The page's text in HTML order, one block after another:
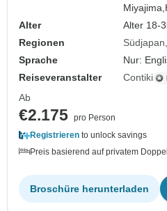
Miyajima,
Alter
Alter 18-
Regionen
Südjapan
Sprache
Nur:
Reiseveranstalter
Contiki
Ab
€2.175 pro Person
Registrieren to unlock savings
Preis basierend auf privatem
Broschüre herunterladen